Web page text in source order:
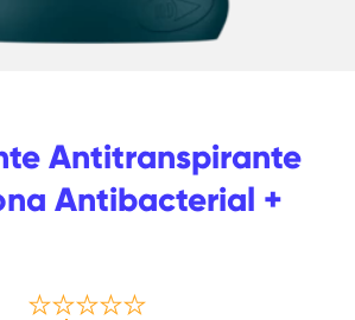
Antitranspirante
Antibacterial +